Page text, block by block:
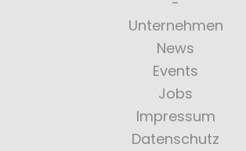
Unternehmen
News
Events
Jobs
Impressum
Datenschutz